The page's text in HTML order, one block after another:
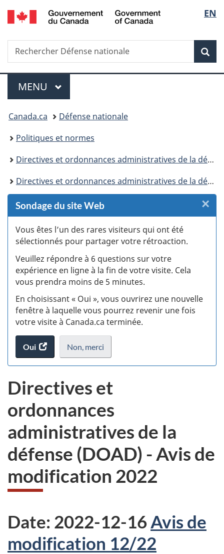
Passer
au
des
Passer
au
principal
Passer
à
Au
du
Passer
à
version
simplifiée
de
la
EN
Recherche
Rechercher
Défense
Menu
MENU PRINCIPAL
Vous
êtes
ici :
Canada.ca
Défense nationale
Politiques et normes
Directives et ordonnances administratives de la défense
Directives et ordonnances administratives de la défense (DOAD) - Avis de modification
Sondage du site Web
Vous êtes l’un des rares visiteurs qui ont été
sélectionnés pour partager votre rétroaction.
Veuillez répondre à 6 questions sur votre
expérience en ligne à la fin de votre visite. Cela
vous prendra moins de 5 minutes.
En choisissant « Oui », vous ouvrirez une nouvelle
fenêtre à laquelle vous pourrez revenir une fois
votre visite à Canada.ca terminée.
Oui
accéder
au
Non, je
ne
participer
sondage
du
site
web,
merci
×
Directives et
ordonnances
administratives de la
défense (DOAD) - Avis de
modification 2022
Date: 2022-12-16Avis de
modification 12/22